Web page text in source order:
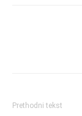
Prethodni tekst